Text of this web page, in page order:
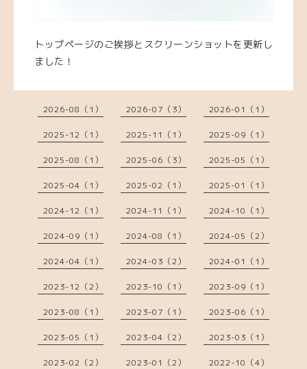
トップページのご挨拶とスクリーンショットを更新し
ました！
2026-08（1） 2026-07（3） 2026-01（1）
2025-12（1） 2025-11（1） 2025-09（1）
2025-08（1） 2025-06（3） 2025-05（1）
2025-04（1） 2025-02（1） 2025-01（1）
2024-12（1） 2024-11（1） 2024-10（1）
2024-09（1） 2024-08（1） 2024-05（2）
2024-04（1） 2024-03（2） 2024-01（1）
2023-12（2） 2023-10（1） 2023-09（1）
2023-08（1） 2023-07（1） 2023-06（1）
2023-05（1） 2023-04（2） 2023-03（1）
2023-02（2） 2023-01（2） 2022-10（4）